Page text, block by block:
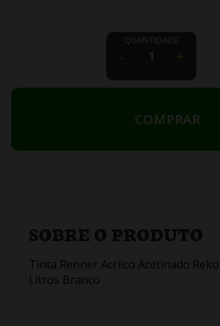
COMPRAR
SOBRE O PRODUTO
Tinta Renner Acríico Acetinado
Litros Branco